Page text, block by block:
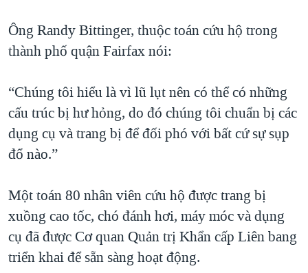
Ông Randy Bittinger, thuộc toán cứu hộ trong
thành phố quận Fairfax nói:
“Chúng tôi hiểu là vì lũ lụt nên có thể có những
cấu trúc bị hư hỏng, do đó chúng tôi chuẩn bị các
dụng cụ và trang bị để đối phó với bất cứ sự sụp
đổ nào.”
Một toán 80 nhân viên cứu hộ được trang bị
xuồng cao tốc, chó đánh hơi, máy móc và dụng
cụ đã được Cơ quan Quản trị Khẩn cấp Liên bang
triển khai để sẵn sàng hoạt động.